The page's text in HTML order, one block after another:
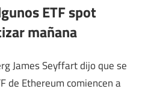
ETF spot
mañana
James Seyffart dijo que se
de Ethereum comiencen a